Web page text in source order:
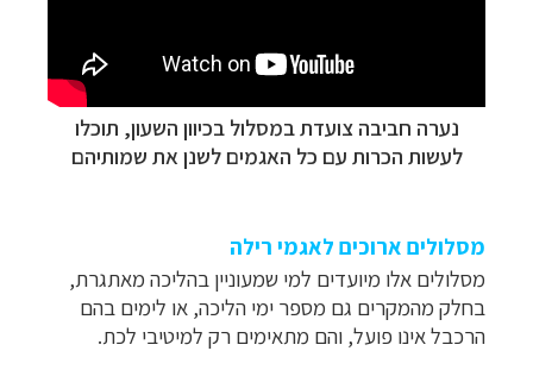
נערה חביבה צועדת במסלול בכיוון השעון, תוכלו
לעשות הכרות עם כל האגמים לשנן את שמותיהם
מסלולים ארוכים לאגמי רילה
מסלולים אלו מיועדים למי שמעוניין בהליכה מאתגרת,
בחלק מהמקרים גם מספר ימי הליכה, או לימים בהם
הרכבל אינו פועל, והם מתאימים רק למיטיבי לכת.
לחצו לרשימת היעדים »
תכנוןטיולים לצפון אמריקהלחצו לרשימת היעדים »
קרוזים והפלגות נופשלחצו לרשימת היעדים »